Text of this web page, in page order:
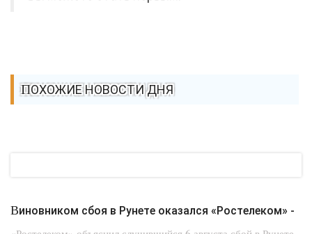
ПОХОЖИЕ НОВОСТИ ДНЯ
Виновником сбоя в Рунете оказался «Ростелеком» -